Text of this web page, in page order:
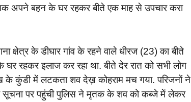
अपने बहन के घर रहकर बीते एक माह से उपचार करा
क्षेत्र के डीघार गांव के रहने वाले धीरज (23) का बीते
रहकर इलाज कर रहा था. बीते देर रात को सभी लोग
के कुंडी में लटकता शव देख़ कोहराम मच गया. परिजनों ने
सूचना पर पहुंची पुलिस ने मृतक के शव को कब्जे में लेकर